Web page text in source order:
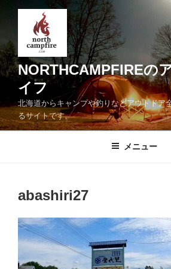
ン
ツ
へ
キ
ッ
NORTHCAMPFIREの
イフ
北海道からキャンプや釣りなどアウトドア
るサイトです。
メニュー
abashiri27